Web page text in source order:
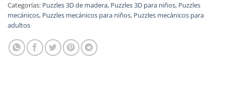
Categorías: Puzzles 3D de madera, Puzzles 3D para niños, Puzzles
mecánicos, Puzzles mecánicos para niños, Puzzles mecánicos para
adultos